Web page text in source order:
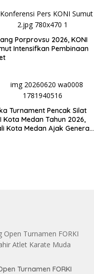
Porprovsu 2026, KONI
Intensifkan Pembinaan
Turnament Pencak Silat
Kota Medan Tahun 2026,
Kota Medan Ajak Generasi
Turnamen FORKI